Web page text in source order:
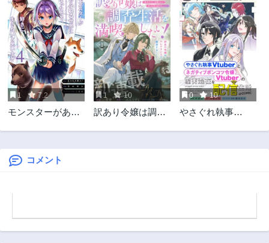
第3話
1年前
第2話
1年前
第1話
1年前
1 7.2
モンスターがあふ
たいと思います
1 10
訳あり令嬢は調香
ったら悪友王子に
0 10
やさぐれ執事
Vtuberの虚実混在
コメント